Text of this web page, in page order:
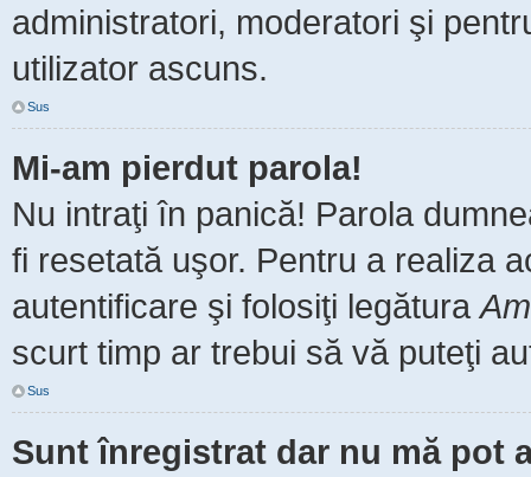
administratori, moderatori şi
utilizator ascuns.
Sus
Mi-am pierdut parola!
Nu intraţi în panică! Parola
fi resetată uşor. Pentru a realiza
autentificare şi folosiţi legătura
scurt timp ar trebui să vă puteţi
Sus
Sunt înregistrat dar nu mă pot